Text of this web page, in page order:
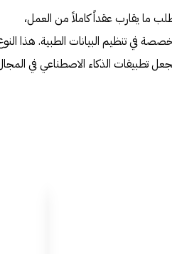
ما يقارب عقداً كاملاً من العمل،
في تنظيم البيانات الطبية. هذا
تطبيقات الذكاء الاصطناعي في